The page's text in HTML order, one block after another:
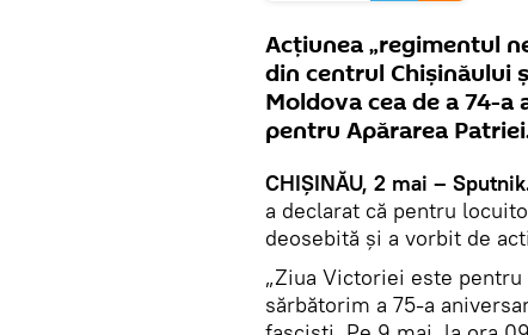
Acțiunea „regimentul
din centrul Chișinăului
Moldova cea de a 74-
pentru Apărarea
CHIȘINĂU, 2 mai –
a declarat că pentru
deosebită și a vorbit de
„Ziua Victoriei este
sărbătorim a 75-a